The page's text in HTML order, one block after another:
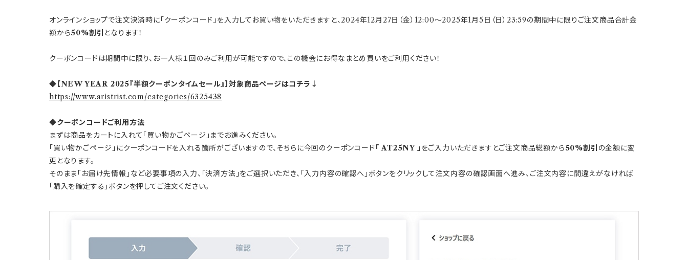
オンラインショップで注文決済時に「クーポンコード」を入力してお買い物をいただきますと、2024年12月27日（金）12:00～2025年1月5日（日）23:59の期間中に限りご注文商品合計金
額から50%割引 となります！
クーポンコードは期間中に限り、お一人様１回のみご利用が可能ですので、この機会にお得なまとめ買いをご利用ください！
◆【NEW YEAR 2025『半額クーポンタイムセール』】対象商品ページはコチラ↓
https://www.aristrist.com/categories/6325438
◆クーポンコードご利用方法
まずは商品をカートに入れて「買い物かごページ」までお進みください。
「買い物かごページ」にクーポンコードを入れる箇所がございますので、そちらに今回のクーポンコード 「 AT25NY 」 をご入力いただきますとご注文商品総額から50%割引 の金額に変
更となります。
そのまま「お届け先情報」など必要事項の入力、「決済方法」をご選択いただき、「入力内容の確認へ」ボタンをクリックして注文内容の確認画面へ進み、ご注文内容に間違えがなければ
「購入を確定する」ボタンを押してご注文ください。